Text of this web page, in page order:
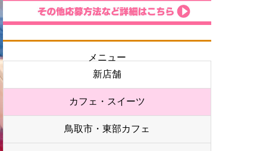
メニュー
新店舗
カフェ・スイーツ
鳥取市・東部カフェ